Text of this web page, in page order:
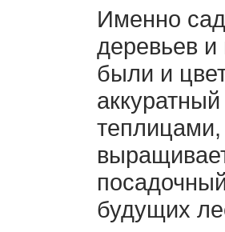
Именно
деревьев и
были и
будущих